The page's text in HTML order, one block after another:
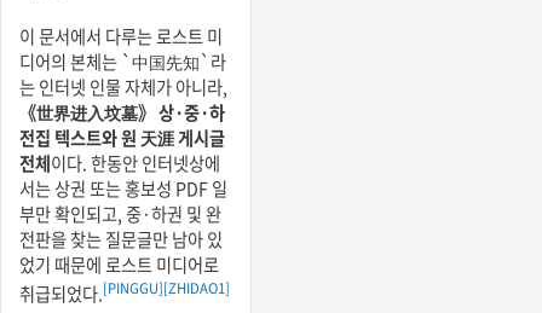
이 문서에서 다루는 로스트 미
디어의 본체는 `中国先知`라
는 인터넷 인물 자체가 아니라,
《世界进入坟墓》 상·중·하
전집 텍스트와 원 天涯 게시글
전체이다. 한동안 인터넷상에
서는 상권 또는 홍보성 PDF 일
부만 확인되고, 중·하권 및 완
전판을 찾는 질문글만 남아 있
었기 때문에 로스트 미디어로
취급되었다.[PINGGU][ZHIDAO1]